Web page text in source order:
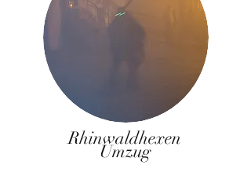
Rhinwaldhexen
Umzug